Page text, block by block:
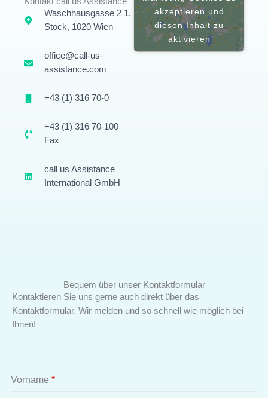
akzeptieren und
diesen Inhalt zu
aktivieren
Waschhausgasse 2 1.
Stock, 1020 Wien
office@call-us-
assistance.com
+43 (1) 316 70-0
+43 (1) 316 70-100
Fax
call us Assistance
International GmbH
Bequem über unser Kontaktformular
Kontaktieren Sie uns gerne auch direkt über das
Kontaktformular. Wir melden und so schnell wie möglich bei
Ihnen!
Vorname *